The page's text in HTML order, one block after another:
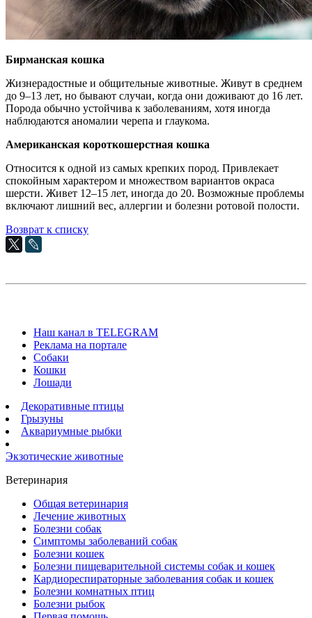
Бирманская кошка
Жизнерадостные и общительные животные. Живут в среднем
до 9–13 лет, но бывают случаи, когда они доживают до 16 лет.
Порода обычно устойчива к заболеваниям, хотя иногда
наблюдаются аномалии черепа и глаукома.
Американская короткошерстная кошка
Относится к одной из самых крепких пород. Привлекает
спокойным характером и множеством вариантов окраса
шерсти. Живет 12–15 лет, иногда до 20. Возможные проблемы
включают лишний вес, аллергии и болезни ротовой полости.
Возврат к списку
Наш канал в TELEGRAM
Реклама на портале
Собаки
Кошки
Лошади
Декоративные птицы
Грызуны
Аквариумные рыбки
Экзотические животные
Ветеринария
Общая ветеринария
Лечение животных
Болезни собак
Симптомы заболеваний собак
Болезни кошек
Болезни пищеварительной системы собак и кошек
Кардиореспираторные заболевания собак и кошек
Болезни комнатных птиц
Болезни рыбок